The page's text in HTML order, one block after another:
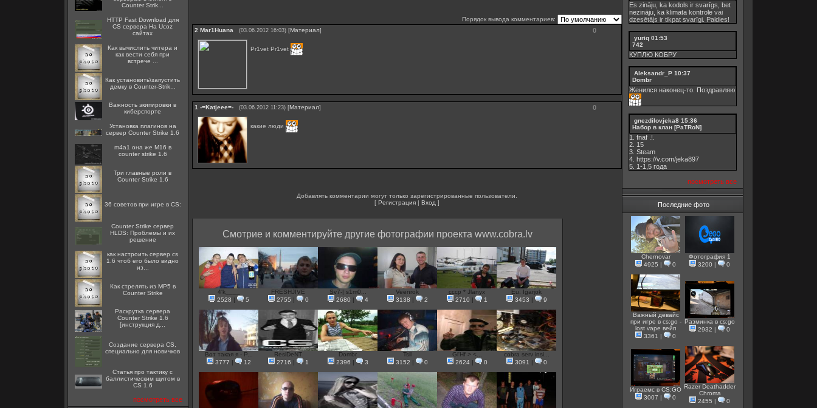
Counter Strik...
HTTP Fast Download для
CS сервера На Ucoz
сайтах
Как вычислить читера и
как вести себя при
встрече ...
Как установить\запустить
демку в Counter-Strik...
Важность экипировки в
киберспорте
Установка плагинов на
сервер Counter Strike 1.6
m4a1 она же M16 в
counter strike 1.6
Три главные роли в
Counter Strike 1.6
36 советов при игре в CS:
Counter Strike сервер
HLDS: Проблемы и их
решение
как настроить сервер cs
1.6 чтоб его было видно
из...
Как стрелять из MP5 в
Counter Strike
Раскрутка сервера
Counter Strike 1.6
[инструкция д...
Создание сервера CS,
специально для новичков
Статья про тактику с
баллистическим щитом в
CS 1.6
посмотреть все
Порядок вывода комментариев:
0
2 Mar1Huana (03.06.2012 16:03) [Материал]
Pr1vet Pr1vet
0
1 -=Katjeee=- (03.06.2012 11:23) [Материал]
какие люди
Добавлять комментарии могут только зарегистрированные пользователи.
[ Регистрация Вход ]
Смотрие и комментируйте другие фотографии проекта www.cobra.lv
4'k____
2528
5
FRESHJIVE
2755
0
Sv7-| s1m0...
2680
4
Veenrok
3138
2
cccp * Jlanyx
2710
1
Eu. Igarjok
3453
9
Вот такая я - P...
3777
12
ResiDeNT
2716
1
Dombr
2396
3
Tsil
3152
0
Gl'Hf > <...
2624| 0
cobra serv insi...
3091
0
Es zināju, ka kodols ir svarīgs, bet
nezināju, ka klimata kontrole vai
dzesētājs ir tikpat svarīgi. Paldies!
yuriq 01:53
742
КУПЛЮ КОБРУ
Aleksandr_P 10:37
Dombr
Женился наконец-то. Поздравляю
gnezdilovjeka8 15:36
Набор в клан [PaTRoN]
1. fnaf .!.
2. 15
3. Steam
4. https://v.com/jeka897
5. 1-1,5 годa
посмотреть все
Последние фото
Chernovar
4925
0
Фотография 1
3200
0
Важный девайс
при игре в cs:go -
lost vape вейп
3361
0
Разминка в cs:go
2932
0
Играемс в CS:GO
3007
0
Razer Deathadder
Chroma
2455
0